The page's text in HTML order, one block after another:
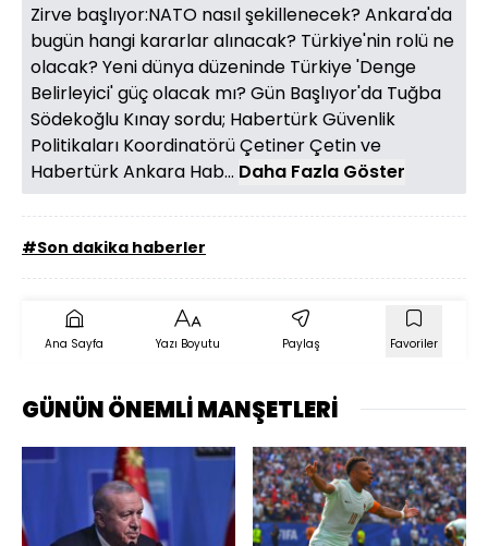
Zirve başlıyor:NATO nasıl şekillenecek? Ankara'da
bugün hangi kararlar alınacak? Türkiye'nin rolü ne
olacak? Yeni dünya düzeninde Türkiye 'Denge
Belirleyici' güç olacak mı? Gün Başlıyor'da Tuğba
Södekoğlu Kınay sordu; Habertürk Güvenlik
Politikaları Koordinatörü Çetiner Çetin ve
Habertürk Ankara Hab... Daha Fazla Göster
#Son dakika haberler
Ana Sayfa Yazı Boyutu Paylaş Favoriler
GÜNÜN ÖNEMLİ MANŞETLERİ